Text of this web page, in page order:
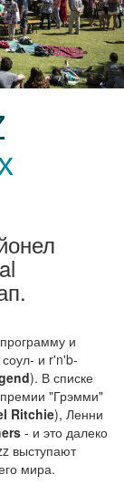
и
и r'n'b-
). В списке
"Грэмми"
Ritchie), Ленни
- и это далеко
выступают
мира.